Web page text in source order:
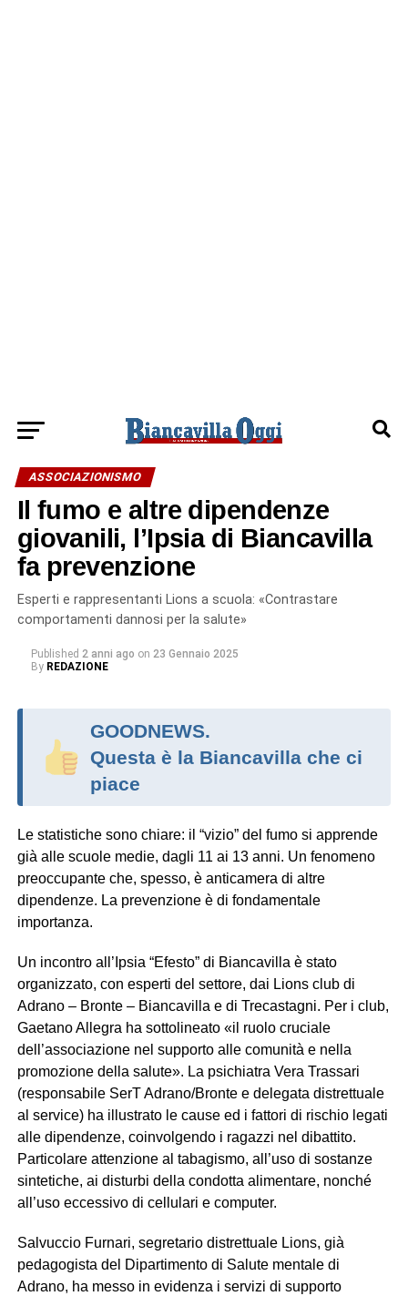
ASSOCIAZIONISMO
Il fumo e altre dipendenze
giovanili, l’Ipsia di Biancavilla
fa prevenzione
Esperti e rappresentanti Lions a scuola: «Contrastare
comportamenti dannosi per la salute»
Published 2 anni ago on 23 Gennaio 2025
By REDAZIONE
GOODNEWS.
Questa è la Biancavilla che ci
piace
Le statistiche sono chiare: il “vizio” del fumo si apprende
già alle scuole medie, dagli 11 ai 13 anni. Un fenomeno
preoccupante che, spesso, è anticamera di altre
dipendenze. La prevenzione è di fondamentale
importanza.
Un incontro all’Ipsia “Efesto” di Biancavilla è stato
organizzato, con esperti del settore, dai Lions club di
Adrano – Bronte – Biancavilla e di Trecastagni. Per i club,
Gaetano Allegra ha sottolineato «il ruolo cruciale
dell’associazione nel supporto alle comunità e nella
promozione della salute». La psichiatra Vera Trassari
(responsabile SerT Adrano/Bronte e delegata distrettuale
al service) ha illustrato le cause ed i fattori di rischio legati
alle dipendenze, coinvolgendo i ragazzi nel dibattito.
Particolare attenzione al tabagismo, all’uso di sostanze
sintetiche, ai disturbi della condotta alimentare, nonché
all’uso eccessivo di cellulari e computer.
Salvuccio Furnari, segretario distrettuale Lions, già
pedagogista del Dipartimento di Salute mentale di
Adrano, ha messo in evidenza i servizi di supporto